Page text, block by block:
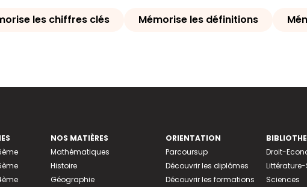
les chiffres clés Mémorise les définitions
NOS MATIÈRES
Mathématiques
Histoire
Géographie
ORIENTATION
Parcoursup
Découvrir les diplômes
Découvrir les formations
Droit-
Sciences